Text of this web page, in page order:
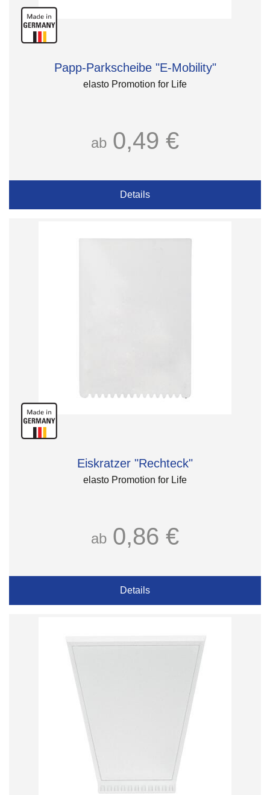
Papp-Parkscheibe "E-Mobility"
elasto Promotion for Life
ab 0,49 €
Details
Eiskratzer "Rechteck"
elasto Promotion for Life
ab 0,86 €
Details